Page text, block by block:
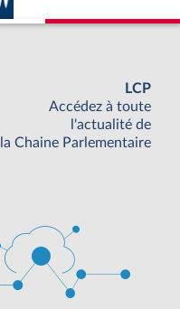
LCP
Accédez à toute
l'actualité de
la Chaine Parlementaire